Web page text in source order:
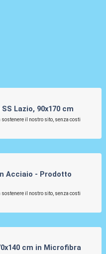
Lazio, 90x170 cm
il nostro sito, senza costi
Acciaio - Prodotto
il nostro sito, senza costi
cm in Microfibra